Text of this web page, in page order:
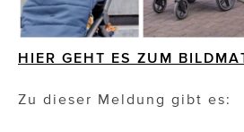
FR!TZ EYEWEAR
HIER GEHT ES ZUM
Zu dieser Meldung gibt es: